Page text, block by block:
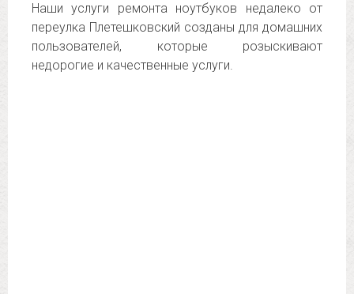
Наши услуги ремонта ноутбуков недалеко от
переулка Плетешковский созданы для домашних
пользователей, которые розыскивают
недорогие и качественные услуги.